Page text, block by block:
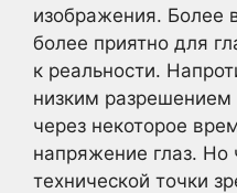
изображения. Более
более приятно для
к реальности.
низким
через некоторое
напряжение глаз. Но
технической точки